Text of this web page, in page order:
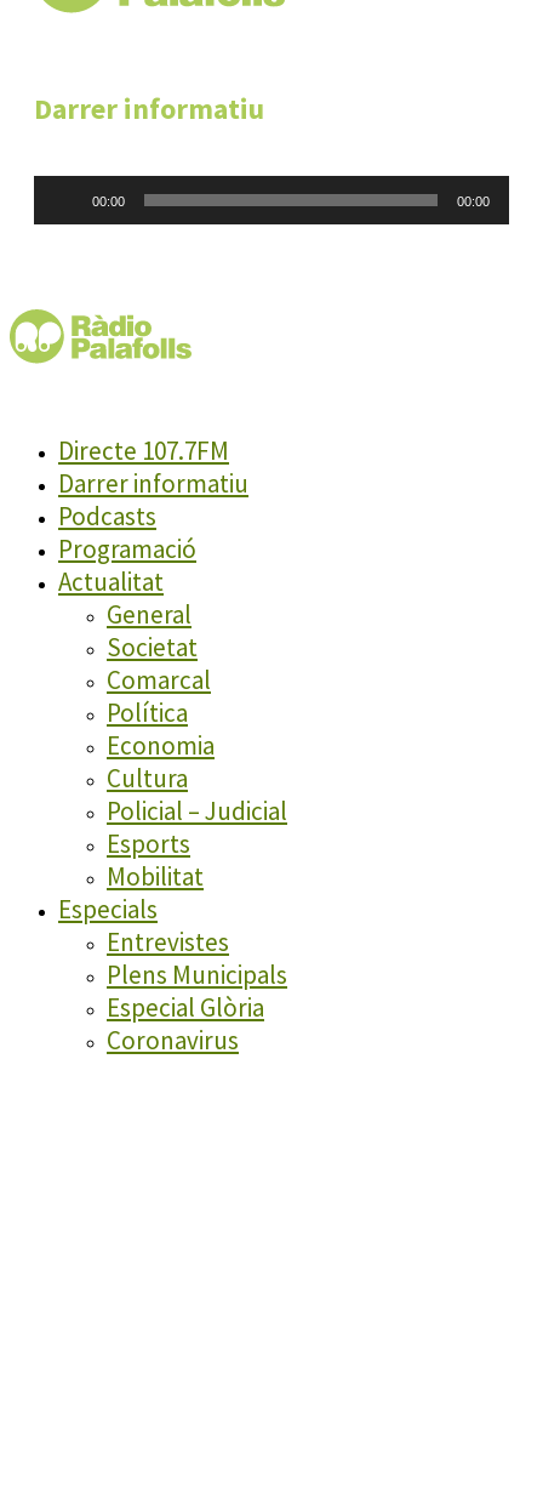
Darrer informatiu
00:00 00:00
Directe 107.7FM
Darrer informatiu
Podcasts
Programació
Actualitat
General
Societat
Comarcal
Política
Economia
Cultura
Policial – Judicial
Esports
Mobilitat
Especials
Entrevistes
Plens Municipals
Especial Glòria
Coronavirus